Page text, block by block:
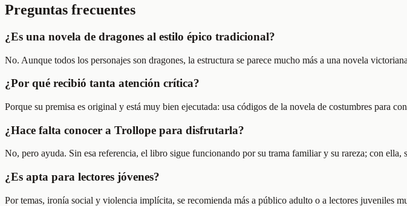
Preguntas frecuentes
¿Es una novela de dragones al estilo épico tradicional?
No. Aunque todos los personajes son dragones, la estructura se parece mucho más a una novela
¿Por qué recibió tanta atención crítica?
Porque su premisa es original y está muy bien ejecutada: usa códigos de la novela de costumbres para
¿Hace falta conocer a Trollope para disfrutarla?
No, pero ayuda. Sin esa referencia, el libro sigue funcionando por su trama familiar y su rareza; con
¿Es apta para lectores jóvenes?
Por temas, ironía social y violencia implícita, se recomienda más a público adulto o a lectores juveniles